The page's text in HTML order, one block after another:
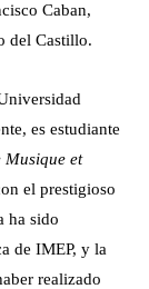
Caban,
del Castillo.
es estudiante
Musique et
el prestigioso
ha sido
de IMEP, y la
realizado